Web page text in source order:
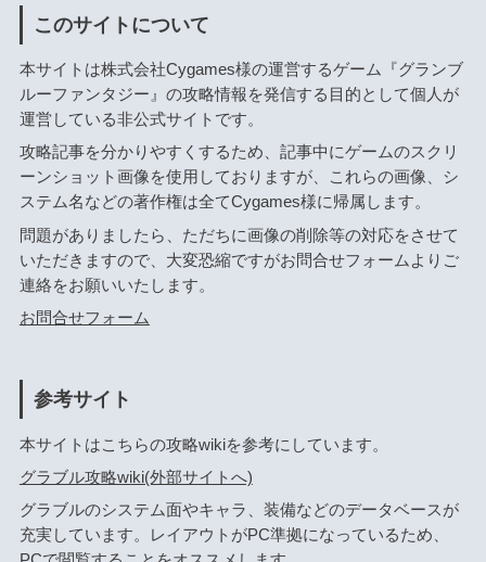
このサイトについて
本サイトは株式会社Cygames様の運営するゲーム『グランブ
ルーファンタジー』の攻略情報を発信する目的として個人が
運営している非公式サイトです。
攻略記事を分かりやすくするため、記事中にゲームのスクリ
ーンショット画像を使用しておりますが、これらの画像、シ
ステム名などの著作権は全てCygames様に帰属します。
問題がありましたら、ただちに画像の削除等の対応をさせて
いただきますので、大変恐縮ですがお問合せフォームよりご
連絡をお願いいたします。
お問合せフォーム
参考サイト
本サイトはこちらの攻略wikiを参考にしています。
グラブル攻略wiki(外部サイトへ)
グラブルのシステム面やキャラ、装備などのデータベースが
充実しています。レイアウトがPC準拠になっているため、